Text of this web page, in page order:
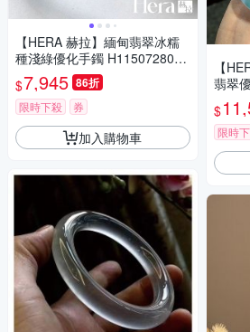
【HERA 赫拉】緬甸翡翠冰糯
種淺綠優化手鐲 H115072803
(緬甸 翡翠 冰糯種 淺綠 優化 手
鐲 )
$7,945 86折
限時下殺 券
加入購物車
【
翡翠
甸
$
限時